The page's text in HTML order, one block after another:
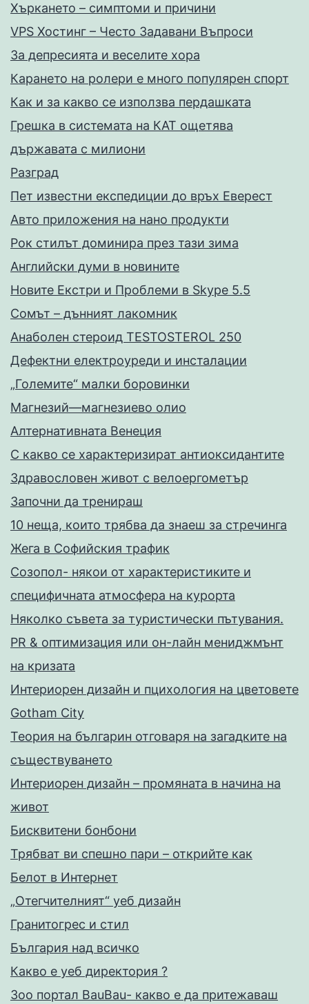
Хъркането – симптоми и причини
VPS Хостинг – Често Задавани Въпроси
За депресията и веселите хора
Карането на ролери е много популярен спорт
Как и за какво се използва пердашката
Грешка в системата на КАТ ощетява
държавата с милиони
Разград
Пет известни експедиции до връх Еверест
Авто приложения на нано продукти
Рок стилът доминира през тази зима
Английски думи в новините
Новите Екстри и Проблеми в Skype 5.5
Сомът – дънният лакомник
Анаболен стероид TESTOSTEROL 250
Дефектни електроуреди и инсталации
„Големите“ малки боровинки
Магнезий—магнезиево олио
Алтернативната Венеция
С какво се характеризират антиоксидантите
Здравословен живот с велоергометър
Запoчни да тренираш
10 неща, които трябва да знаеш за стречинга
Жега в Софийския трафик
Созопол- някои от характеристиките и
специфичната атмосфера на курорта
Няколко съвета за туристически пътувания.
PR & оптимизация или он-лайн мениджмънт
на кризата
Интериорен дизайн и пцихология на цветовете
Gotham City
Теория на българин отговаря на загадките на
съществуването
Интериорен дизайн – промяната в начина на
живот
Бисквитени бонбони
Трябват ви спешно пари – открийте как
Белот в Интернет
„Отегчителният“ уеб дизайн
Гранитогрес и стил
България над всичко
Какво е уеб директория ?
Зоо портал BauBau- какво е да притежаваш